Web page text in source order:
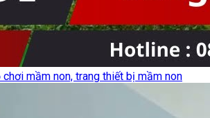
mầm non, trang thiết bị mầm non